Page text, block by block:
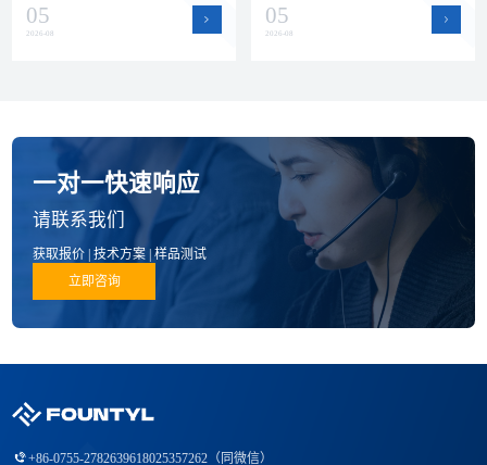
公司在品质、技术和产品方面的
进展。
05
2026-08
能力，为半导体设备客户的批量
订单和紧急需求提供支持。
05
2026-08
一对一快速响应
请联系我们
获取报价 | 技术方案 | 样品测试
立即咨询
+86-0755-2782639618025357262（同微信）